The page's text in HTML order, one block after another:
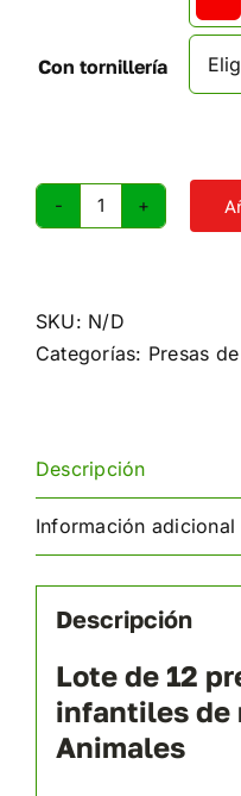
Con tornillería
Presas
para
niños,
SKU: N/D
Categorías: Presas
Descripción
Información adicional
Descripción
Lote de 12
infantiles de
Animales